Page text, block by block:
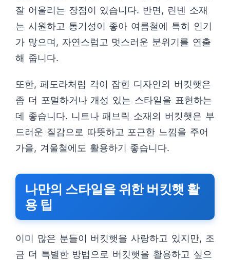
잘 어울리는 장점이 있습니다. 반면, 린넨 소재
는 시원하고 통기성이 좋아 여름철에 특히 인기
가 많으며, 자연스럽고 멋스러운 분위기를 연출
해 줍니다.
또한, 페도라처럼 각이 잡힌 디자인의 버킷햇은
좀 더 포멀하거나 개성 있는 스타일을 표현하는
데 좋습니다. 니트나 패브릭 소재의 버킷햇은 부
드러운 질감으로 따뜻하고 포근한 느낌을 주어
가을, 겨울철에도 활용하기 좋습니다.
나만의 스타일을 위한 버킷햇 활
용 팁
이미 많은 분들이 버킷햇을 사랑하고 있지만, 조
금 더 특별한 방법으로 버킷햇을 활용하고 싶으